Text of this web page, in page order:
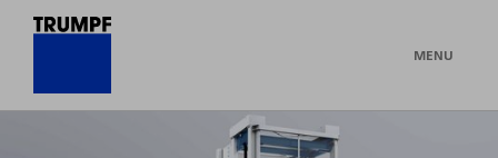
MENU